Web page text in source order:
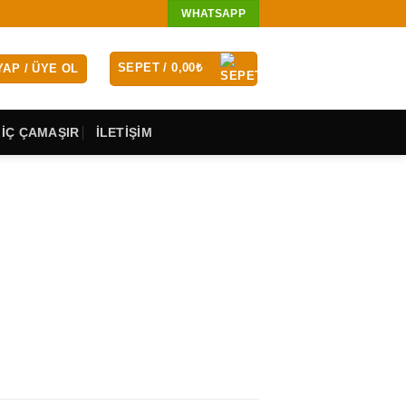
WHATSAPP
/ ÜYE OL SEPET /0,00₺
ÇAMAŞIR İLETİŞİM